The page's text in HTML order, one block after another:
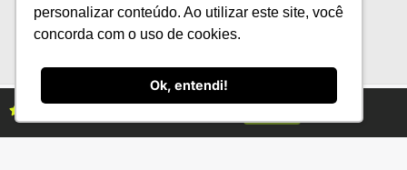
personalizar conteúdo. Ao utilizar este site, você
concorda com o uso de cookies.
Ok, entendi!